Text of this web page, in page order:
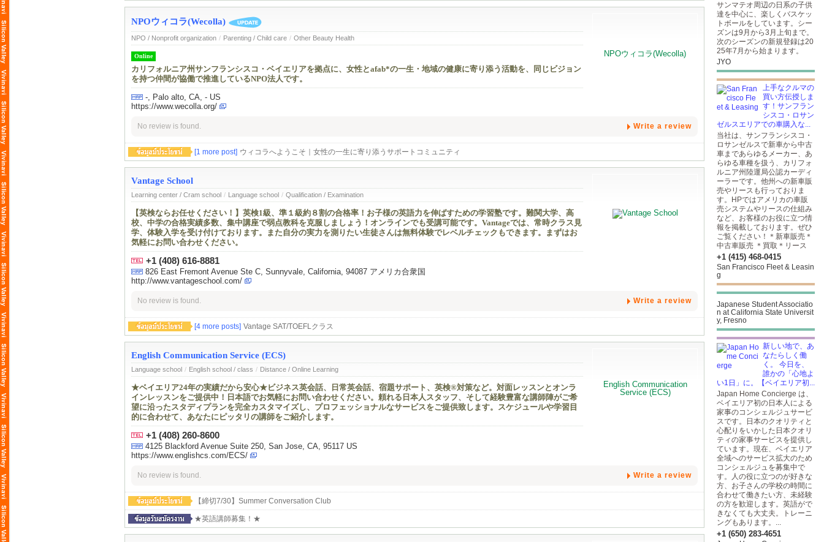
NPOウィコラ(Wecolla)
NPO / Nonprofit organization / Parenting / Child care / Other Beauty Health
Online
カリフォルニア州サンフランシスコ・ベイエリアを拠点に、女性とafab*の一生・地域の健康に寄り添う活動を、同じビジョン
を持つ仲間が協働で推進しているNPO法人です。
-, Palo alto, CA, - US
https://www.wecolla.org/
No review is found. Write a review
[1 more post] ウィコラへようこそ｜女性の一生に寄り添うサポートコミュニティ
Vantage School
Learning center / Cram school / Language school / Qualification / Examination
【英検ならお任せください！】英検1級、準１級約８割の合格率！お子様の英語力を伸ばすための学習塾です。難関大学、高
校、中学の合格実績多数、集中講座で弱点教科を克服しましょう！オンラインでも受講可能です。Vantageでは、常時クラス見
学、体験入学を受け付けております。また自分の実力を測りたい生徒さんは無料体験でレベルチェックもできます。まずはお
気軽にお問い合わせください。
+1 (408) 616-8881
826 East Fremont Avenue Ste C, Sunnyvale, California, 94087 アメリカ合衆国
http://www.vantageschool.com/
No review is found. Write a review
[4 more posts] Vantage SAT/TOEFLクラス
English Communication Service (ECS)
Language school / English school / class / Distance / Online Learning
★ベイエリア24年の実績だから安心★ビジネス英会話、日常英会話、宿題サポート、英検®対策など。対面レッスンとオンラ
インレッスンをご提供中！日本語でお気軽にお問い合わせください。頼れる日本人スタッフ、そして経験豊富な講師陣がご希
望に沿ったスタディプランを完全カスタマイズし、プロフェッショナルなサービスをご提供致します。スケジュールや学習目
的に合わせて、あなたにピッタリの講師をご紹介します。
+1 (408) 260-8600
4125 Blackford Avenue Suite 250, San Jose, CA, 95117 US
https://www.englishcs.com/ECS/
No review is found. Write a review
【締切7/30】Summer Conversation Club
★英語講師募集！★
サンマテオ周辺の日系の子供
達を中心に、楽しくバスケッ
トボールをしています。シー
ズンは9月から3月上旬まで。
次のシーズンの新規登録は20
25年7月から始まります。
JYO
上手なクルマの
買い方伝授しま
す！サンフラン
シスコ・ロサン
ゼルスエリアでの車購入な...
当社は、サンフランシスコ・
ロサンゼルスで新車から中古
車まであらゆるメーカー、あ
らゆる車種を扱う、カリフォ
ルニア州陸運局公認カーディ
ーラーです。他州への新車販
売やリースも行っておりま
す。HPではアメリカの車販
売システムやリースの仕組み
など、お客様のお役に立つ情
報を掲載しております。ぜひ
ご覧ください！＊新車販売＊
中古車販売 ＊買取＊リース
+1 (415) 468-0415
San Francisco Fleet & Leasin
g
Japanese Student Associatio
n at California State Universit
y, Fresno
新しい地で、あ
なたらしく働
く。 今日を、
誰かの「心地よ
い1日」に。【ベイエリア初...
Japan Home Concierge は、
ベイエリア初の日本人による
家事のコンシェルジュサービ
スです。日本のクオリティと
心配りをいかした日本クオリ
ティの家事サービスを提供し
ています。現在、ベイエリア
全域へのサービス拡大のため
コンシェルジュを募集中で
す。人の役に立つのが好きな
方、お子さんの学校の時間に
合わせて働きたい方、未経験
の方を歓迎します。英語がで
きなくても大丈夫。トレーニ
ングもあります。...
+1 (650) 283-4651